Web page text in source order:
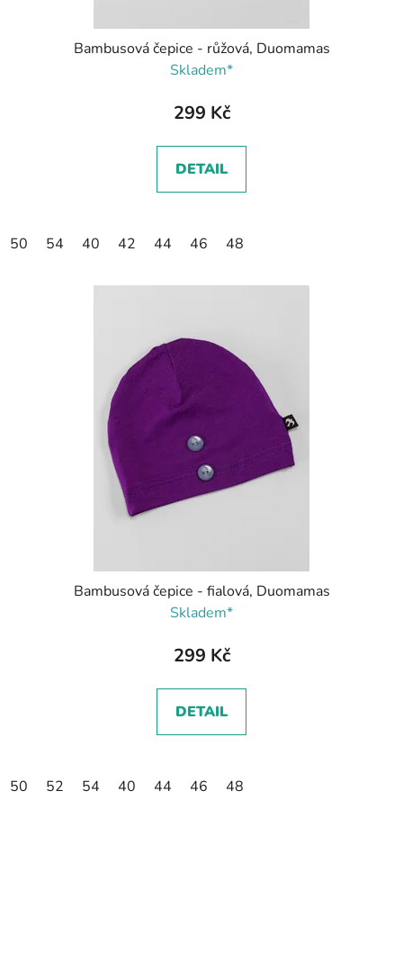
Bambusová čepice - růžová, Duomamas
Skladem*
299 Kč
DETAIL
50 54 40 42 44 46 48
Bambusová čepice - fialová, Duomamas
Skladem*
299 Kč
DETAIL
50 52 54 40 44 46 48